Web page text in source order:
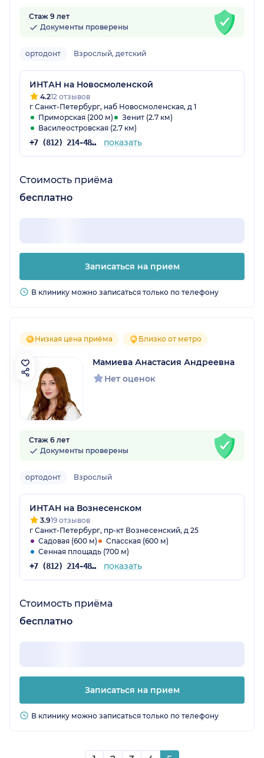
Стаж 9 лет
Документы проверены
ортодонт Взрослый, детский
ИНТАН на Новосмоленской
4.212 отзывов
г Санкт-Петербург, наб Новосмоленская, д 1
Приморская (200 м)
Зенит (2.7 км)
Василеостровская (2.7 км)
+7 (812) 214-48-61 показать
Стоимость приёма
бесплатно
Записаться на прием
В клинику можно записаться только по телефону
Низкая цена приёма Близко от метро
Мамиева Анастасия Андреевна
Нет оценок
Стаж 6 лет
Документы проверены
ортодонт Взрослый
ИНТАН на Вознесенском
3.919 отзывов
г Санкт-Петербург, пр-кт Вознесенский, д 25
Садовая (600 м)
Спасская (600 м)
Сенная площадь (700 м)
+7 (812) 214-48-61 показать
Стоимость приёма
бесплатно
Записаться на прием
В клинику можно записаться только по телефону